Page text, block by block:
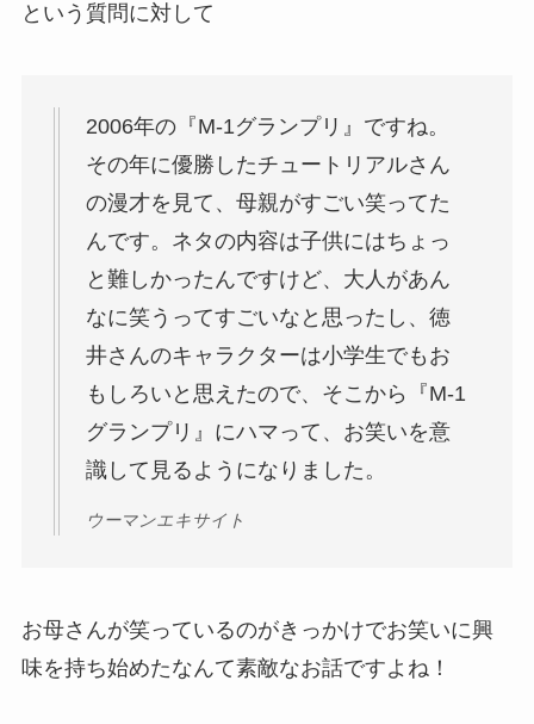
という質問に対して
2006年の『M‐1グランプリ』ですね。
その年に優勝したチュートリアルさん
の漫才を見て、母親がすごい笑ってた
んです。ネタの内容は子供にはちょっ
と難しかったんですけど、大人があん
なに笑うってすごいなと思ったし、徳
井さんのキャラクターは小学生でもお
もしろいと思えたので、そこから『M‐1
グランプリ』にハマって、お笑いを意
識して見るようになりました。
ウーマンエキサイト
お母さんが笑っているのがきっかけでお笑いに興
味を持ち始めたなんて素敵なお話ですよね！